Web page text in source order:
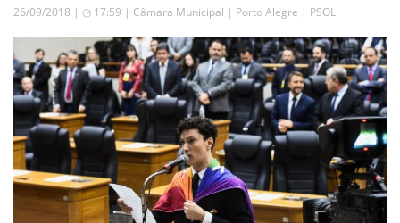
26/09/2018 | ◷ 17:59 | Câmara Municipal | Porto Alegre | PSOL